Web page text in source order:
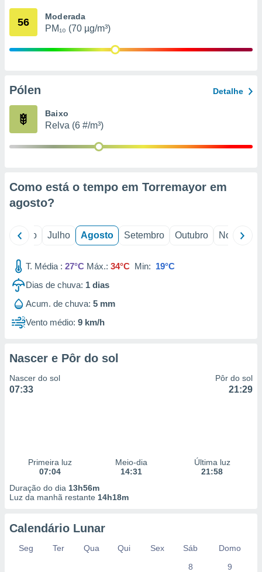
através
estudos
1199
56 Moderada
PM₁₀ (70 µg/m³)
Pólen Detalhe
Baixo
Relva (6 #/m³)
Como está o tempo em Torremayor em
agosto?
Junho Julho Agosto Setembro Outubro Novembro
T. Média : 27°C Máx.: 34°C Min: 19°C
Dias de chuva: 1 dias
Acum. de chuva: 5 mm
Vento médio: 9 km/h
Nascer e Pôr do sol
Nascer do sol
07:33
Pôr do sol
21:29
Primeira luz
07:04
Meio-dia
14:31
Última luz
21:58
Duração do dia 13h56m
Luz da manhã restante 14h18m
Calendário Lunar
Seg Ter Qua Qui Sex Sáb
Domo
8
9